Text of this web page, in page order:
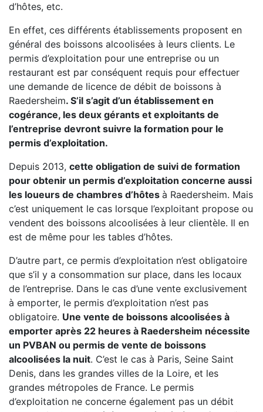
d’hôtes, etc.
En effet, ces différents établissements proposent en
général des boissons alcoolisées à leurs clients. Le
permis d’exploitation pour une entreprise ou un
restaurant est par conséquent requis pour effectuer
une demande de licence de débit de boissons à
Raedersheim. S’il s’agit d’un établissement en
cogérance, les deux gérants et exploitants de
l’entreprise devront suivre la formation pour le
permis d’exploitation.
Depuis 2013, cette obligation de suivi de formation
pour obtenir un permis d’exploitation concerne aussi
les loueurs de chambres d’hôtes à Raedersheim. Mais
c’est uniquement le cas lorsque l’exploitant propose ou
vendent des boissons alcoolisées à leur clientèle. Il en
est de même pour les tables d’hôtes.
D’autre part, ce permis d’exploitation n’est obligatoire
que s’il y a consommation sur place, dans les locaux
de l’entreprise. Dans le cas d’une vente exclusivement
à emporter, le permis d’exploitation n’est pas
obligatoire. Une vente de boissons alcoolisées à
emporter après 22 heures à Raedersheim nécessite
un PVBAN ou permis de vente de boissons
alcoolisées la nuit. C’est le cas à Paris, Seine Saint
Denis, dans les grandes villes de la Loire, et les
grandes métropoles de France. Le permis
d’exploitation ne concerne également pas un débit